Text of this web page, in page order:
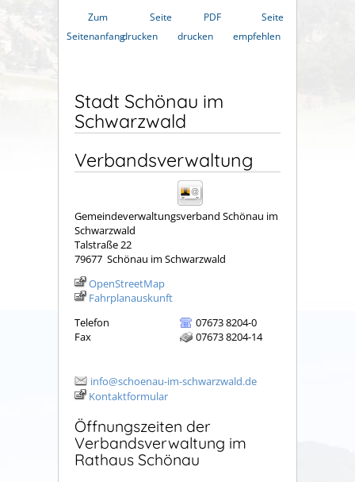
Zum
Seitenanfang
Seite
drucken
PDF
drucken
Seite
empfehlen
Stadt Schönau im
Schwarzwald
Verbandsverwaltung
Gemeindeverwaltungsverband Schönau im
Schwarzwald
Talstraße 22
79677 Schönau im Schwarzwald
OpenStreetMap
Fahrplanauskunft
Telefon
07673 8204-0
Fax
07673 8204-14
info@schoenau-im-schwarzwald.de
Kontaktformular
Öffnungszeiten der
Verbandsverwaltung im
Rathaus Schönau